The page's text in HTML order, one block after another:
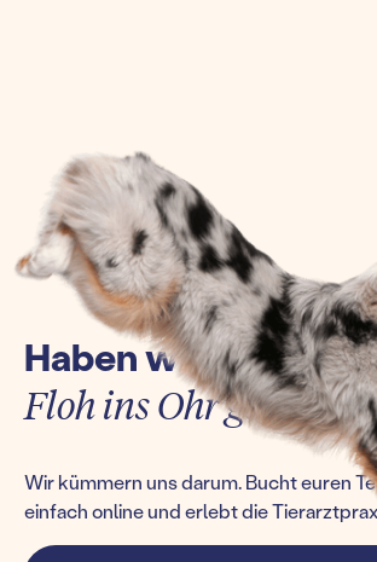
Haben wir euch
Floh ins Ohr gesetzt?
Wir kümmern uns darum. Bucht euren
einfach online und erlebt die